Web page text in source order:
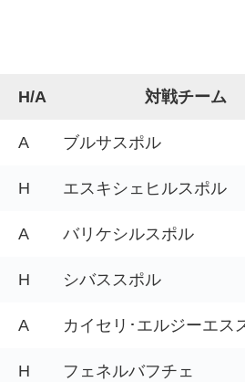
H/A 対戦チーム
A ブルサスポル
H エスキシェヒルスポル
A バリケシルスポル
H シバススポル
A カイセリ･エルジーエス
H フェネルバフチェ